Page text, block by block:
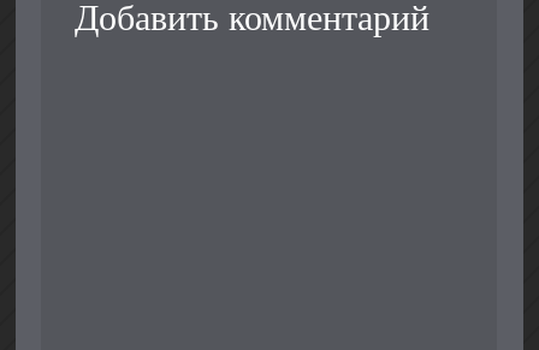
Добавить комментарий